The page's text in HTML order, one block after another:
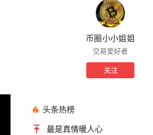
币圈小小姐姐
交易爱好者
关注
头条热榜
最是真情暖人心